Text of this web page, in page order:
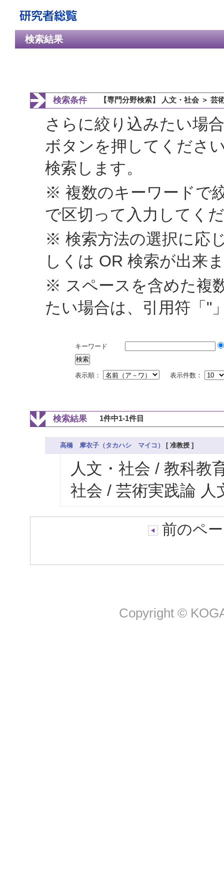
検索結果
検索条件 【専門分野検索】 人文・社会 ＞ 芸
さらに絞り込みたい場
ボタンを押してくださ
検索します。
※ 複数のキーワードで
で区切って入力してく
※ 検索方法の選択に応
しくは OR 検索が出来
※ スペースを含めた複
たい場合は、引用符「"
キーワード
表示順： 表示件数：
検索結果 1件中1-1件目
高橋 摩衣子（タカハシ マイコ） [ 准教授 ]
人文・社会 / 教科教
社会 / 芸術実践論 人
前のペ
Copyright ©